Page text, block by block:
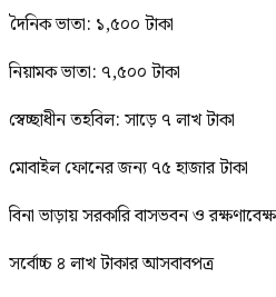
দৈনিক ভাতা: ১,৫০০ টাকা
নিয়ামক ভাতা: ৭,৫০০ টাকা
স্বেচ্ছাধীন তহবিল: সাড়ে ৭ লাখ টাকা
মোবাইল ফোনের জন্য ৭৫ হাজার টাকা
বিনা ভাড়ায় সরকারি বাসভবন ও
সর্বোচ্চ ৪ লাখ টাকার আসবাবপত্র